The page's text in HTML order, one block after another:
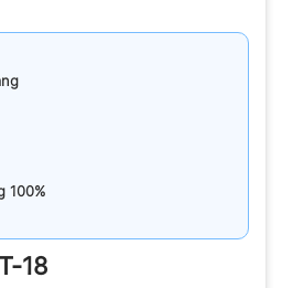
100%
18